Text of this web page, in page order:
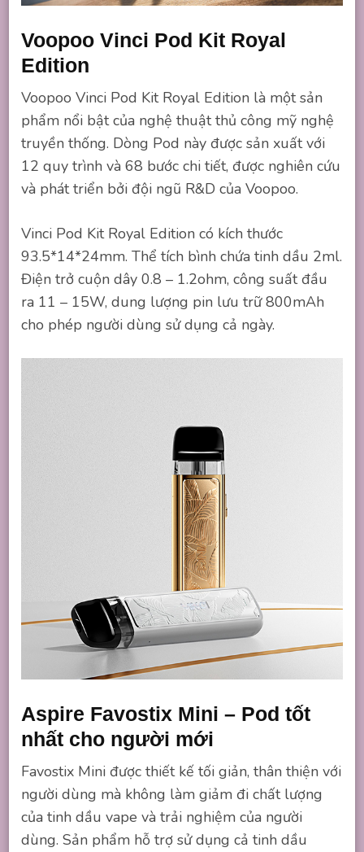
Voopoo Vinci Pod Kit Royal
Edition
Voopoo Vinci Pod Kit Royal Edition là một sản
phẩm nổi bật của nghệ thuật thủ công mỹ nghệ
truyền thống. Dòng Pod này được sản xuất với
12 quy trình và 68 bước chi tiết, được nghiên cứu
và phát triển bởi đội ngũ R&D của Voopoo.
Vinci Pod Kit Royal Edition có kích thước
93.5*14*24mm. Thể tích bình chứa tinh dầu 2ml.
Điện trở cuộn dây 0.8 – 1.2ohm, công suất đầu
ra 11 – 15W, dung lượng pin lưu trữ 800mAh
cho phép người dùng sử dụng cả ngày.
Aspire Favostix Mini – Pod tốt
nhất cho người mới
Favostix Mini được thiết kế tối giản, thân thiện với
người dùng mà không làm giảm đi chất lượng
của tinh dầu vape và trải nghiệm của người
dùng. Sản phẩm hỗ trợ sử dụng cả tinh dầu